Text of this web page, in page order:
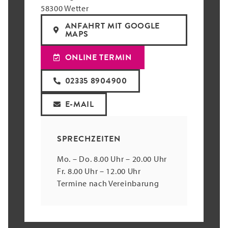
58300 Wetter
ANFAHRT MIT GOOGLE
MAPS
ONLINE TERMIN
02335 8904900
E-MAIL
SPRECHZEITEN
Mo. – Do. 8.00 Uhr – 20.00 Uhr
Fr. 8.00 Uhr – 12.00 Uhr
Termine nach Vereinbarung